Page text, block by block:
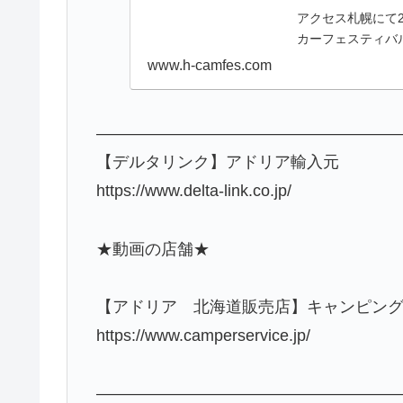
アクセス札幌に
カーフェスティバ
www.h-camfes.com
【デルタリンク】アドリア輸入元
https://www.delta-link.co.jp/
★動画の店舗★
【アドリア 北海道販売店】キャンピン
https://www.camperservice.jp/